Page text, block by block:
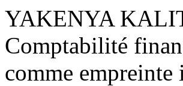
YAKENYA
Comptabilité
comme